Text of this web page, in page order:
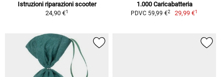
Istruzioni riparazioni scooter
24,90 €1
1.000 Caricabatteria
PDVC 59,99 €2 29,99 €1